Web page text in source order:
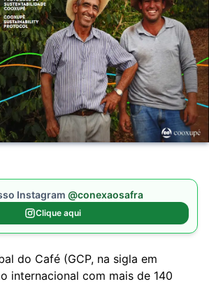
Instagram @conexaosafra
Clique aqui
do Café (GCP, na sigla em
internacional com mais de 140